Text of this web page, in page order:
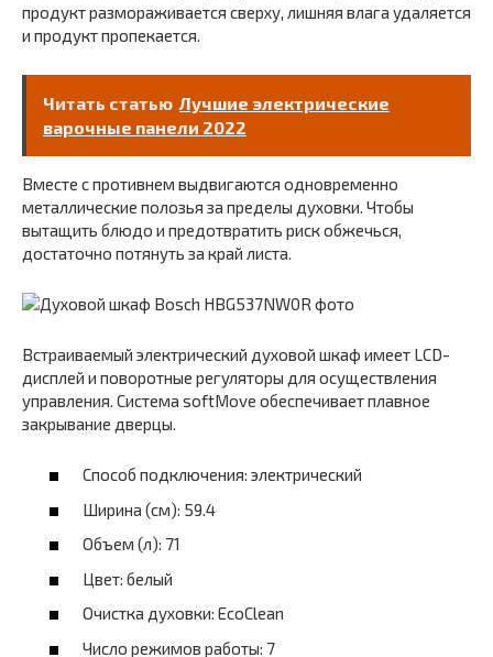
продукт размораживается сверху, лишняя влага удаляется
и продукт пропекается.
Читать статью Лучшие электрические
варочные панели 2022
Вместе с противнем выдвигаются одновременно
металлические полозья за пределы духовки. Чтобы
вытащить блюдо и предотвратить риск обжечься,
достаточно потянуть за край листа.
Встраиваемый электрический духовой шкаф имеет LCD-
дисплей и поворотные регуляторы для осуществления
управления. Система softMove обеспечивает плавное
закрывание дверцы.
Способ подключения: электрический
Ширина (см): 59.4
Объем (л): 71
Цвет: белый
Очистка духовки: EcoClean
Число режимов работы: 7